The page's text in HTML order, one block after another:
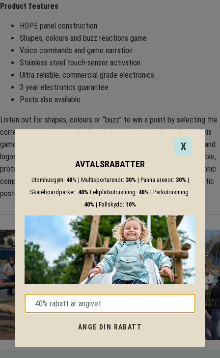
Product features
HDPE panel construction
Shapes, colours and buzz reactions game
Voice commands and game narration
Stainless steel touch-sensor activation
Ultra-reliable, commercial grade electronics
3 year electronics guarantee
Posts also available
Listen out for shapes, colours or “buzz” to win a point by selecting the
correct sensor with the PlayTronic Buzz Reactions Game Panel. This
game concept is fully customisable with different shapes, animals and
logos.Constructed from HDPE panel, the electronics are ultra-reliable,
protected by a water and tamper resistant cover, while the electronic
components are covered by a three year guarantee. Recycled plastic
posts are also available.
X
AVTALSRABATTER
Utomhusgym: 40% | Multisportarenor: 30% | Panna arenor: 30% |
Skateboardparker: 40% Lekplatsutrustning: 40% | Parkutrustning:
40% | Fallskydd: 10%
ANGE DIN RABATT